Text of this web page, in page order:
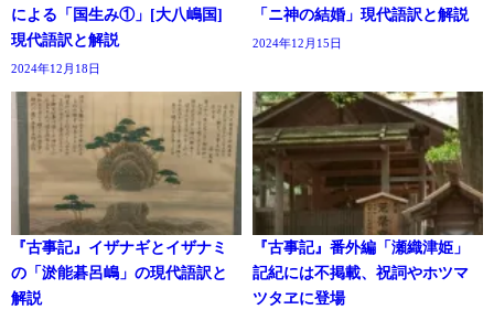
による「国生み①」[大八嶋国]
現代語訳と解説
2024年12月18日
「ニ神の結婚」現代語訳と解説
2024年12月15日
『古事記』イザナギとイザナミ
の「淤能碁呂嶋」の現代語訳と
解説
『古事記』番外編「瀬織津姫」
記紀には不掲載、祝詞やホツマ
ツタヱに登場